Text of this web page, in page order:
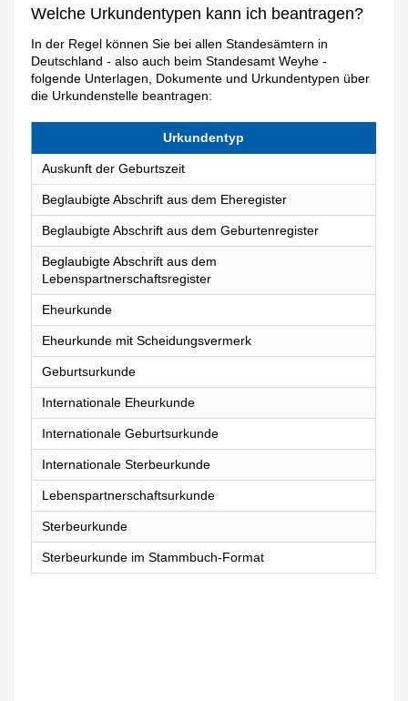
Welche Urkundentypen kann ich beantragen?
In der Regel können Sie bei allen Standesämtern in
Deutschland - also auch beim Standesamt Weyhe -
folgende Unterlagen, Dokumente und Urkundentypen über
die Urkundenstelle beantragen:
Urkundentyp
Auskunft der Geburtszeit
Beglaubigte Abschrift aus dem Eheregister
Beglaubigte Abschrift aus dem Geburtenregister
Beglaubigte Abschrift aus dem
Lebenspartnerschaftsregister
Eheurkunde
Eheurkunde mit Scheidungsvermerk
Geburtsurkunde
Internationale Eheurkunde
Internationale Geburtsurkunde
Internationale Sterbeurkunde
Lebenspartnerschaftsurkunde
Sterbeurkunde
Sterbeurkunde im Stammbuch-Format